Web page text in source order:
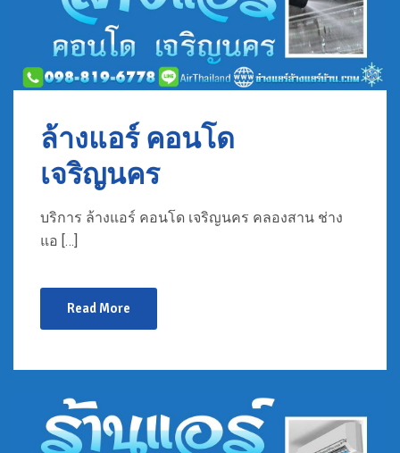
ล้างแอร์ คอนโด
เจริญนคร
บริการ ล้างแอร์ คอนโด เจริญนคร คลองสาน ช่าง
แอ […]
Read More